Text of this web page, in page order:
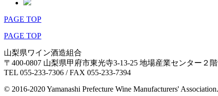
PAGE TOP
PAGE TOP
山梨県ワイン酒造組合
〒400-0807 山梨県甲府市東光寺3-13-25 地場産業センター２階
TEL 055-233-7306 / FAX 055-233-7394
© 2016-2020 Yamanashi Prefecture Wine Manufacturers' Association.